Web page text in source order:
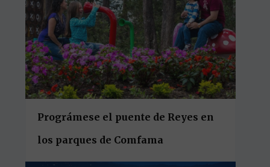
Prográmese el puente de Reyes en
los parques de Comfama